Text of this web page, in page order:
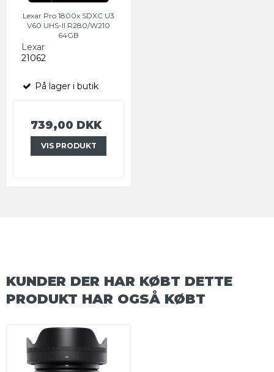
Lexar Pro 1800x SDXC U3
V60 UHS-II R280/W210
64GB
Lexar
21062
På lager i butik
739,00 DKK
VIS PRODUKT
KUNDER DER HAR KØBT DETTE
PRODUKT HAR OGSÅ KØBT